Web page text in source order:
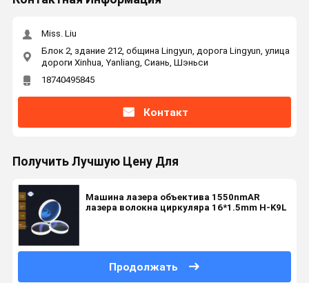
Miss. Liu
Блок 2, здание 212, община Lingyun, дорога Lingyun, улица
дороги Xinhua, Yanliang, Сиань, Шэньси
18740495845
Контакт
Получить Лучшую Цену Для
Машина лазера объектива 1550nmAR
лазера волокна циркуляра 16*1.5mm H-K9L
Продолжать